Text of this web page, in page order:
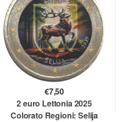
€7,50
2 euro Lettonia 2025
Colorato Regioni: Selija